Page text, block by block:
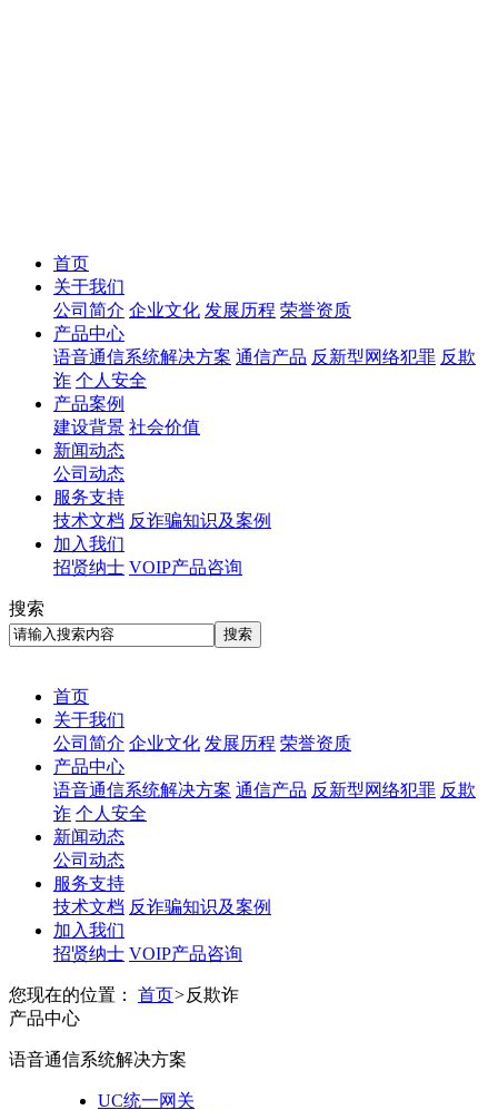
首页
关于我们
公司简介 企业文化 发展历程 荣誉资质
产品中心
语音通信系统解决方案 通信产品 反新型网络犯罪 反欺
诈 个人安全
产品案例
建设背景 社会价值
新闻动态
公司动态
服务支持
技术文档 反诈骗知识及案例
加入我们
招贤纳士 VOIP产品咨询
搜索
首页
关于我们
公司简介 企业文化 发展历程 荣誉资质
产品中心
语音通信系统解决方案 通信产品 反新型网络犯罪 反欺
诈 个人安全
新闻动态
公司动态
服务支持
技术文档 反诈骗知识及案例
加入我们
招贤纳士 VOIP产品咨询
您现在的位置： 首页>反欺诈
产品中心
语音通信系统解决方案
UC统一网关